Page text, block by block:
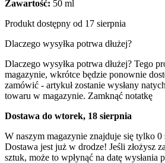
Zawartość: 50 ml
Produkt dostępny od 17 sierpnia
Dlaczego wysyłka potrwa dłużej?
Dlaczego wysyłka potrwa dłużej? Tego
magazynie, wkrótce będzie ponownie
zamówić - artykuł zostanie wysłany
towaru w magazynie. Zamknąć notatkę
Dostawa do wtorek, 18 sierpnia
W naszym magazynie znajduje się tylko 0
Dostawa jest już w drodze! Jeśli złożysz
sztuk, może to wpłynąć na datę wysłania